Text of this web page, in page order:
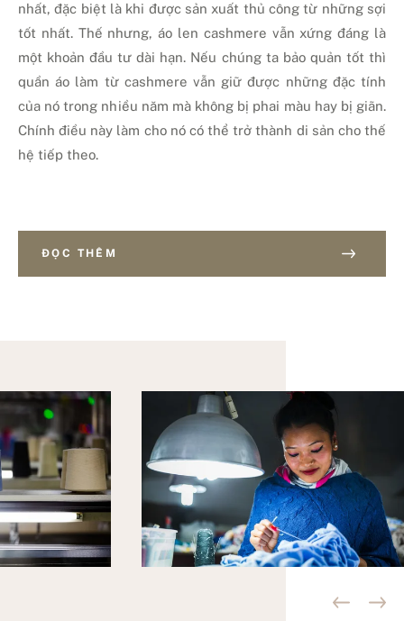
nhất, đặc biệt là khi được sản xuất thủ công từ những sợi
tốt nhất. Thế nhưng, áo len cashmere vẫn xứng đáng là
một khoản đầu tư dài hạn. Nếu chúng ta bảo quản tốt thì
quần áo làm từ cashmere vẫn giữ được những đặc tính
của nó trong nhiều năm mà không bị phai màu hay bị giãn.
Chính điều này làm cho nó có thể trở thành di sản cho thế
hệ tiếp theo.
ĐỌC THÊM